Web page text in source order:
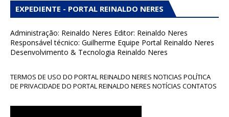
EXPEDIENTE - PORTAL REINALDO NERES
Administração: Reinaldo Neres Editor: Reinaldo Neres
Responsável técnico: Guilherme Equipe Portal Reinaldo Neres
Desenvolvimento & Tecnologia Reinaldo Neres
TERMOS DE USO DO PORTAL REINALDO NERES NOTICIAS POLÍTICA
DE PRIVACIDADE DO PORTAL REINALDO NERES NOTÍCIAS CONTATOS